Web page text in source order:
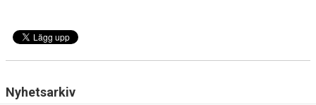
Nyhetsarkiv